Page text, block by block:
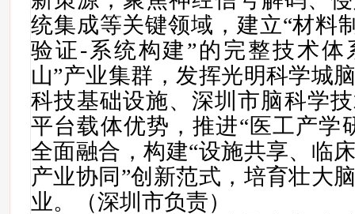
统集成等关键领域，建立“材料
验证-系统构建”的完整技术体
山”产业集群，发挥光明科学城
科技基础设施、深圳市脑科学
平台载体优势，推进“医工产学
全面融合，构建“设施共享、临
产业协同”创新范式，培育壮大
业。（深圳市负责）